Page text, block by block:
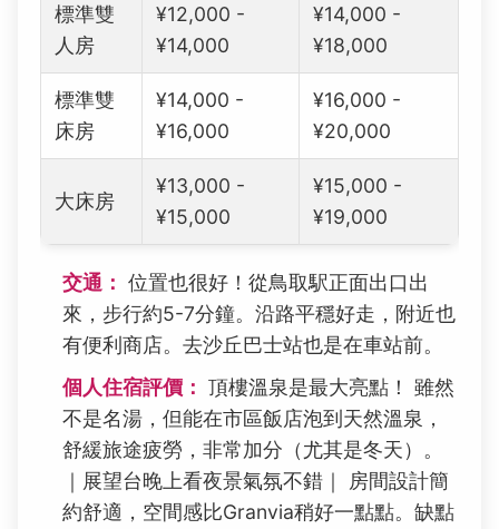
標準雙
人房
¥12,000 -
¥14,000
¥14,000 -
¥18,000
標準雙
床房
¥14,000 -
¥16,000
¥16,000 -
¥20,000
大床房
¥13,000 -
¥15,000
¥15,000 -
¥19,000
交通： 位置也很好！從鳥取駅正面出口出
來，步行約5-7分鐘。沿路平穩好走，附近也
有便利商店。去沙丘巴士站也是在車站前。
個人住宿評價： 頂樓溫泉是最大亮點！ 雖然
不是名湯，但能在市區飯店泡到天然溫泉，
舒緩旅途疲勞，非常加分（尤其是冬天）。
｜展望台晚上看夜景氣氛不錯｜ 房間設計簡
約舒適，空間感比Granvia稍好一點點。缺點